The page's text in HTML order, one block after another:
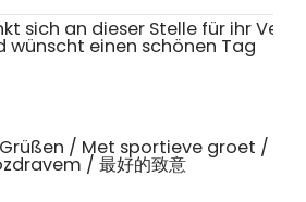
sich an dieser Stelle für ihr
wünscht einen schönen Tag
/ Met sportieve groet /
/ 最好的致意